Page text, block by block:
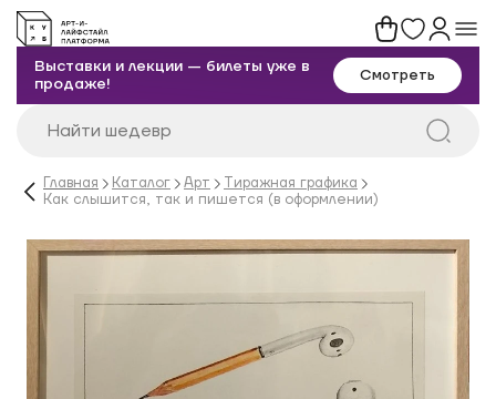
Выставки и лекции — билеты уже в
продаже!
Смотреть
Главная Каталог Арт
Тиражная графика
Как слышится, так и пишется (в оформлении)